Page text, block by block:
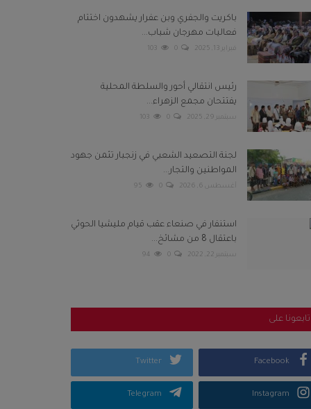
باكريت والجفري وبن عفرار يشهدون اختتام
فعاليات مهرجان شباب...
فبراير 13, 2025 0
103
رئيس انتقالي أحور والسلطة المحلية
يفتتحان مجمع الزهراء...
سبتمبر 29, 2025 0
103
لجنة التصعيد الشعبي في زنجبار تثمن جهود
المواطنين والتجار...
أغسطس 6, 2026 0
95
استنفار في صنعاء عقب قيام مليشيا الحوثي
باعتقال 8 من مشائخ...
سبتمبر 22, 2022 0
94
تابعونا على
Facebook
Twitter
Instagram
Telegram